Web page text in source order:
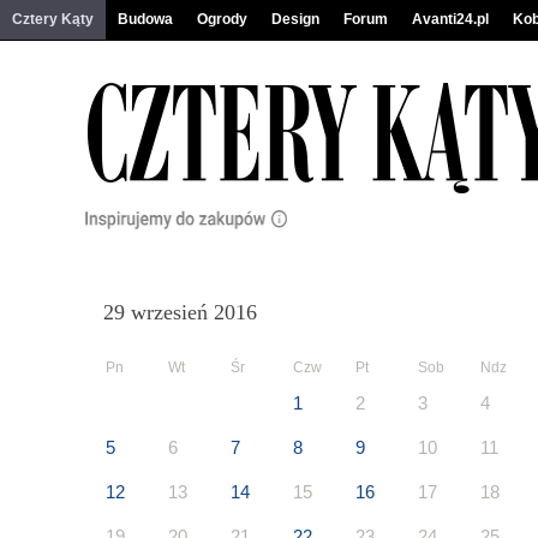
Cztery Kąty Budowa Ogrody Design Forum Avanti24.pl
29 wrzesień 2016
Pn Wt Śr Czw Pt Sob Ndz
1 2 3 4
5 6 7 8 9 10 11
12 13 14 15 16 17 18